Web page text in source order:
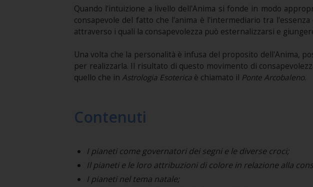
Quando l'intuizione a livello dell'Anima si fonde in modo
consapevole del fatto che l'anima è l'intermediario tra
attraverso i quali la consapevolezza può esternalizzarsi e
Una volta che la personalità è infusa del proposito dell'Anima,
per realizzarla. Il risultato di questo movimento di
quello che in Astrologia Esotericaè chiamato il Ponte Arcobaleno.
Contenuti
I pianeti come governatori dei segni e le diverse croci;
Il pianeti e le loro attribuzioni di colore in relazione alla
I pianeti nel tema natale;